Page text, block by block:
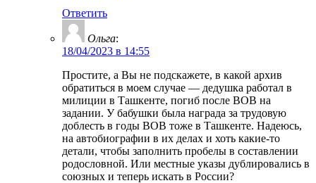
Ответить
Ольга:
18/04/2023 в 14:55
Простите, а Вы не подскажете, в какой архив
обратиться в моем случае — дедушка работал в
милиции в Ташкенте, погиб после ВОВ на
задании. У бабушки была награда за трудовую
доблесть в годы ВОВ тоже в Ташкенте. Надеюсь,
на автобиографии в их делах и хоть какие-то
детали, чтобы заполнить пробелы в составлении
родословной. Или местные указы дублировались в
союзных и теперь искать в России?